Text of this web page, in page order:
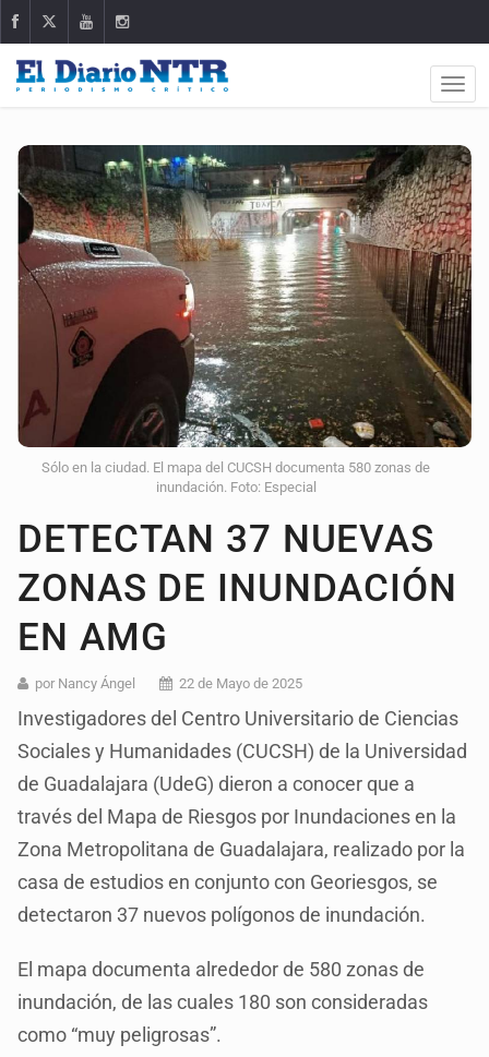
Sólo en la ciudad. El mapa del CUCSH documenta 580 zonas de
inundación. Foto: Especial
DETECTAN 37 NUEVAS
ZONAS DE INUNDACIÓN
EN AMG
por Nancy Ángel 22 de Mayo de 2025
Investigadores del Centro Universitario de Ciencias
Sociales y Humanidades (CUCSH) de la Universidad
de Guadalajara (UdeG) dieron a conocer que a
través del Mapa de Riesgos por Inundaciones en la
Zona Metropolitana de Guadalajara, realizado por la
casa de estudios en conjunto con Georiesgos, se
detectaron 37 nuevos polígonos de inundación.
El mapa documenta alrededor de 580 zonas de
inundación, de las cuales 180 son consideradas
como “muy peligrosas”.